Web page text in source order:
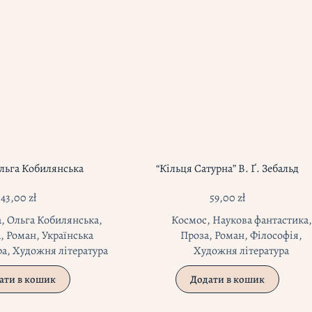
Кобилянська
43,00zł
,Ольга Кобилянська,
, Роман,Українська
,Художня література
в кошик
“Кільця Сатурна” В. Ґ. Зебальд
59,00zł
Космос, Наукова фантастика,
Проза, Роман,Філософія,
Художня література
Додати в кошик